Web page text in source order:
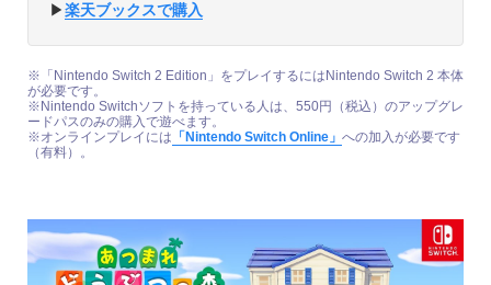
▶︎楽天ブックスで購入
※「Nintendo Switch 2 Edition」をプレイするにはNintendo Switch 2 本体
が必要です。
※Nintendo Switchソフトを持っている人は、550円（税込）のアップグレ
ードパスのみの購入で遊べます。
※オンラインプレイには 「Nintendo Switch Online」 への加入が必要です
（有料）。